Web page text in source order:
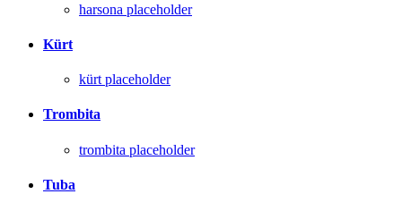
harsona placeholder
Kürt
kürt placeholder
Trombita
trombita placeholder
Tuba